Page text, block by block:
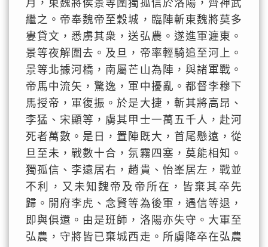
月，東魏將侯景等圍獨孤信於洛陽，齊神武
繼之。帝奉魏帝至穀城，臨陣斬東魏將莫多
婁貸文，悉虜其衆，送弘農。遂進軍瀍東。
景等夜解圍去。及旦，帝率輕騎追至河上。
景等北據河橋，南屬芒山為陣，與諸軍戰。
帝馬中流矢，驚逸，軍中擾亂。都督李穆下
馬授帝，軍復振。於是大捷，斬其將高昂、
李猛、宋顯等，虜其甲士一萬五千人，赴河
死者萬數。是日，置陣既大，首尾懸遠，從
旦至未，戰數十合，氛霧四塞，莫能相知。
獨孤信、李遠居右，趙貴、怡峯居左，戰並
不利，又未知魏帝及帝所在，皆棄其卒先
歸。開府李虎、念賢等為後軍，遇信等退，
即與俱還。由是班師，洛陽亦失守。大軍至
弘農，守將皆已棄城西走。所虜降卒在弘農